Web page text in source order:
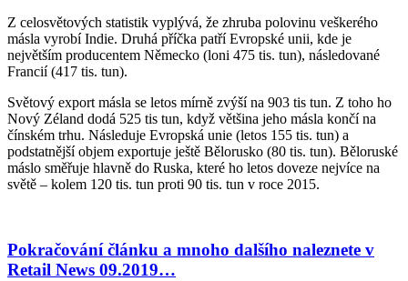
Z celosvětových statistik vyplývá, že zhruba polovinu veškerého
másla vyrobí Indie. Druhá příčka patří Evropské unii, kde je
největším producentem Německo (loni 475 tis. tun), následované
Francií (417 tis. tun).
Světový export másla se letos mírně zvýší na 903 tis tun. Z toho ho
Nový Zéland dodá 525 tis tun, když většina jeho másla končí na
čínském trhu. Následuje Evropská unie (letos 155 tis. tun) a
podstatnější objem exportuje ještě Bělorusko (80 tis. tun). Běloruské
máslo směřuje hlavně do Ruska, které ho letos doveze nejvíce na
světě – kolem 120 tis. tun proti 90 tis. tun v roce 2015.
Pokračování článku a mnoho dalšího naleznete v
Retail News 09.2019…